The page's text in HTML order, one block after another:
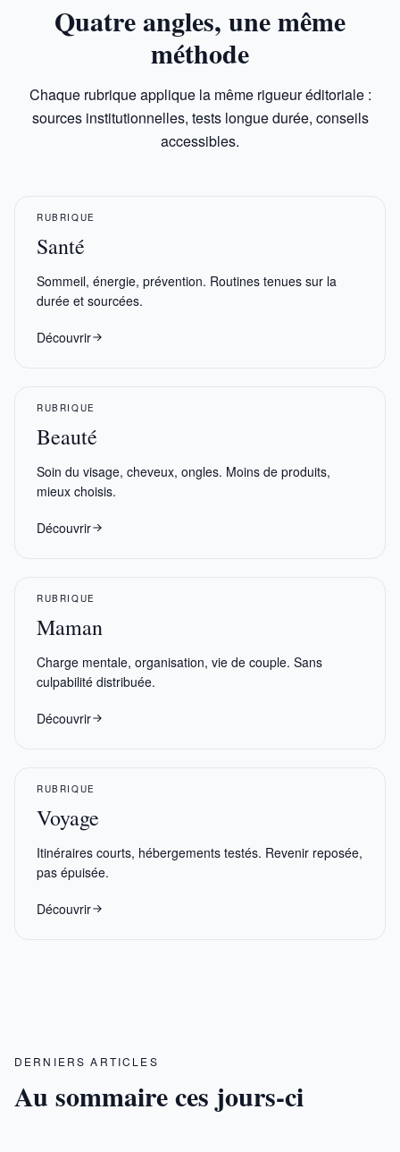
Quatre angles, une même
méthode
Chaque rubrique applique la même rigueur éditoriale :
sources institutionnelles, tests longue durée, conseils
accessibles.
RUBRIQUE
Santé
Sommeil, énergie, prévention. Routines tenues sur la
durée et sourcées.
Découvrir
RUBRIQUE
Beauté
Soin du visage, cheveux, ongles. Moins de produits,
mieux choisis.
Découvrir
RUBRIQUE
Maman
Charge mentale, organisation, vie de couple. Sans
culpabilité distribuée.
Découvrir
RUBRIQUE
Voyage
Itinéraires courts, hébergements testés. Revenir reposée,
pas épuisée.
Découvrir
DERNIERS ARTICLES
Au sommaire ces jours-ci